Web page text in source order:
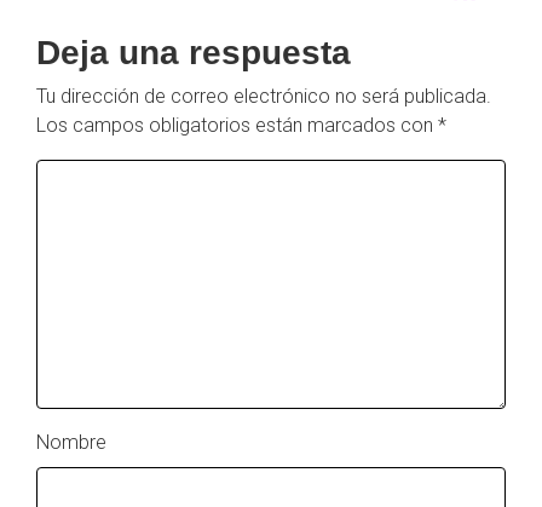
Deja una respuesta
Tu dirección de correo electrónico no será publicada.
Los campos obligatorios están marcados con *
Nombre